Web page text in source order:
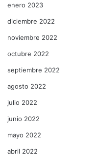
enero 2023
diciembre 2022
noviembre 2022
octubre 2022
septiembre 2022
agosto 2022
julio 2022
junio 2022
mayo 2022
abril 2022